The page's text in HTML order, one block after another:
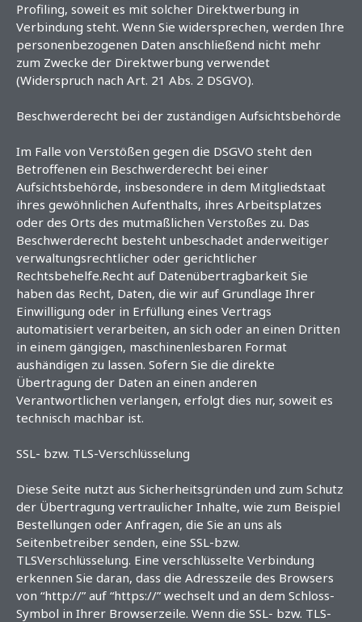
Profiling, soweit es mit solcher Direktwerbung in
Verbindung steht. Wenn Sie widersprechen, werden Ihre
personenbezogenen Daten anschließend nicht mehr
zum Zwecke der Direktwerbung verwendet
(Widerspruch nach Art. 21 Abs. 2 DSGVO).
Beschwerderecht bei der zuständigen Aufsichtsbehörde
Im Falle von Verstößen gegen die DSGVO steht den
Betroffenen ein Beschwerderecht bei einer
Aufsichtsbehörde, insbesondere in dem Mitgliedstaat
ihres gewöhnlichen Aufenthalts, ihres Arbeitsplatzes
oder des Orts des mutmaßlichen Verstoßes zu. Das
Beschwerderecht besteht unbeschadet anderweitiger
verwaltungsrechtlicher oder gerichtlicher
Rechtsbehelfe.Recht auf Datenübertragbarkeit Sie
haben das Recht, Daten, die wir auf Grundlage Ihrer
Einwilligung oder in Erfüllung eines Vertrags
automatisiert verarbeiten, an sich oder an einen Dritten
in einem gängigen, maschinenlesbaren Format
aushändigen zu lassen. Sofern Sie die direkte
Übertragung der Daten an einen anderen
Verantwortlichen verlangen, erfolgt dies nur, soweit es
technisch machbar ist.
SSL- bzw. TLS-Verschlüsselung
Diese Seite nutzt aus Sicherheitsgründen und zum Schutz
der Übertragung vertraulicher Inhalte, wie zum Beispiel
Bestellungen oder Anfragen, die Sie an uns als
Seitenbetreiber senden, eine SSL-bzw.
TLSVerschlüsselung. Eine verschlüsselte Verbindung
erkennen Sie daran, dass die Adresszeile des Browsers
von “http://” auf “https://” wechselt und an dem Schloss-
Symbol in Ihrer Browserzeile. Wenn die SSL- bzw. TLS-